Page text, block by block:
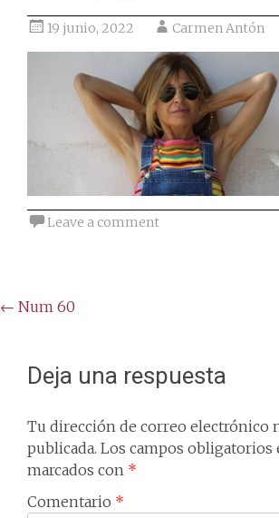
19 junio, 2022 Carmen Antón
Leave a comment
Post
← Num 60
Deja una respuesta
Tu dirección de correo electrónico
publicada. Los campos obligatorios
marcados con *
Comentario *